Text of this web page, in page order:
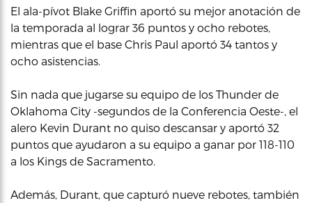
El ala-pívot Blake Griffin aportó su mejor anotación de
la temporada al lograr 36 puntos y ocho rebotes,
mientras que el base Chris Paul aportó 34 tantos y
ocho asistencias.
Sin nada que jugarse su equipo de los Thunder de
Oklahoma City -segundos de la Conferencia Oeste-, el
alero Kevin Durant no quiso descansar y aportó 32
puntos que ayudaron a su equipo a ganar por 118-110
a los Kings de Sacramento.
Además, Durant, que capturó nueve rebotes, también